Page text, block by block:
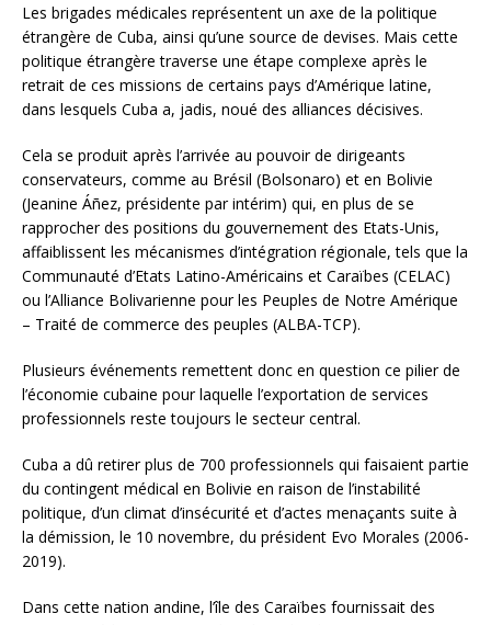
Les brigades médicales représentent un axe de la politique
étrangère de Cuba, ainsi qu’une source de devises. Mais cette
politique étrangère traverse une étape complexe après le
retrait de ces missions de certains pays d’Amérique latine,
dans lesquels Cuba a, jadis, noué des alliances décisives.
Cela se produit après l’arrivée au pouvoir de dirigeants
conservateurs, comme au Brésil (Bolsonaro) et en Bolivie
(Jeanine Áñez, présidente par intérim) qui, en plus de se
rapprocher des positions du gouvernement des Etats-Unis,
affaiblissent les mécanismes d’intégration régionale, tels que la
Communauté d’Etats Latino-Américains et Caraïbes (CELAC)
ou l’Alliance Bolivarienne pour les Peuples de Notre Amérique
– Traité de commerce des peuples (ALBA-TCP).
Plusieurs événements remettent donc en question ce pilier de
l’économie cubaine pour laquelle l’exportation de services
professionnels reste toujours le secteur central.
Cuba a dû retirer plus de 700 professionnels qui faisaient partie
du contingent médical en Bolivie en raison de l’instabilité
politique, d’un climat d’insécurité et d’actes menaçants suite à
la démission, le 10 novembre, du président Evo Morales (2006-
2019).
Dans cette nation andine, l’île des Caraïbes fournissait des